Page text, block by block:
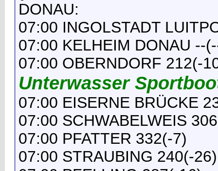
DONAU:
07:00 INGOLSTADT
07:00 KELHEIM DONAU --
07:00 OBERNDORF 212(-
Unterwasser
07:00 EISERNE BRÜCKE
07:00 SCHWABELWEIS
07:00 PFATTER 332(-7)
07:00 STRAUBING 240(-26)